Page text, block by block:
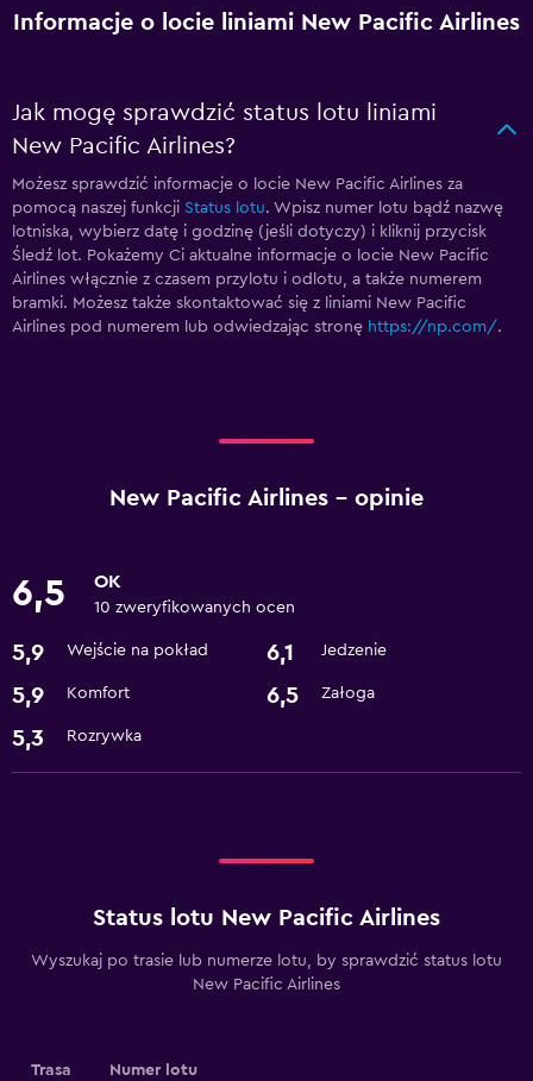
Informacje o locie liniami New Pacific Airlines
Jak mogę sprawdzić status lotu liniami
New Pacific Airlines?
Możesz sprawdzić informacje o locie New Pacific Airlines za
pomocą naszej funkcji Status lotu. Wpisz numer lotu bądź nazwę
lotniska, wybierz datę i godzinę (jeśli dotyczy) i kliknij przycisk
Śledź lot. Pokażemy Ci aktualne informacje o locie New Pacific
Airlines włącznie z czasem przylotu i odlotu, a także numerem
bramki. Możesz także skontaktować się z liniami New Pacific
Airlines pod numerem lub odwiedzając stronę https://np.com/.
New Pacific Airlines – opinie
6,5 OK
10 zweryfikowanych ocen
5,9 Wejście na pokład 6,1 Jedzenie
5,9 Komfort 6,5 Załoga
5,3 Rozrywka
Status lotu New Pacific Airlines
Wyszukaj po trasie lub numerze lotu, by sprawdzić status lotu
New Pacific Airlines
Trasa Numer lotu